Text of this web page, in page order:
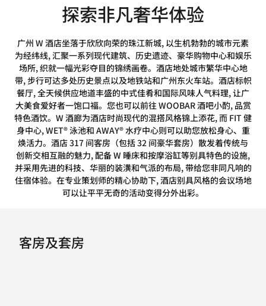
探索非凡奢华体验
广州 W 酒店坐落于欣欣向荣的珠江新城, 以生机勃勃的城市元素
为经纬线, 汇聚一系列现代建筑、历史遗迹、豪华购物中心和娱乐
场所, 织就一幅光彩夺目的锦绣画卷。酒店地处城市繁华中心地
带, 步行可达多处历史景点以及地铁站和广州东火车站。酒店标帜
餐厅, 全天候供应地道丰盛的中式佳肴和国际风味人气料理, 让广
大美食爱好者一饱口福。您也可以前往 WOOBAR 酒吧小酌, 品赏
特色酒饮。W 酒廊为酒店时尚现代的混搭风格锦上添花, 而 FIT 健
身中心, WET® 泳池和 AWAY® 水疗中心则可以助您放松身心、重
焕活力。酒店 317 间客房（包括 32 间豪华套房）散发着传统与
创新交相互融的魅力, 配备 W 睡床和按摩浴缸等别具特色的设施,
并采用先进的科技、华丽的装潢和气派的布局, 带给您非同凡响的
住宿体验。在专业策划师的精心协助下, 酒店别具风格的会议场地
可以让平平无奇的活动变得分外出彩。
客房及套房